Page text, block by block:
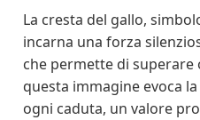
La cresta del gallo,
incarna una forza
che permette di superare
questa immagine evoca
ogni caduta, un valore